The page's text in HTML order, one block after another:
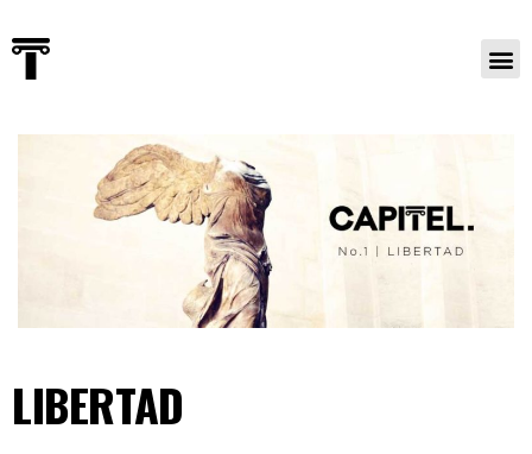
LIBERTAD